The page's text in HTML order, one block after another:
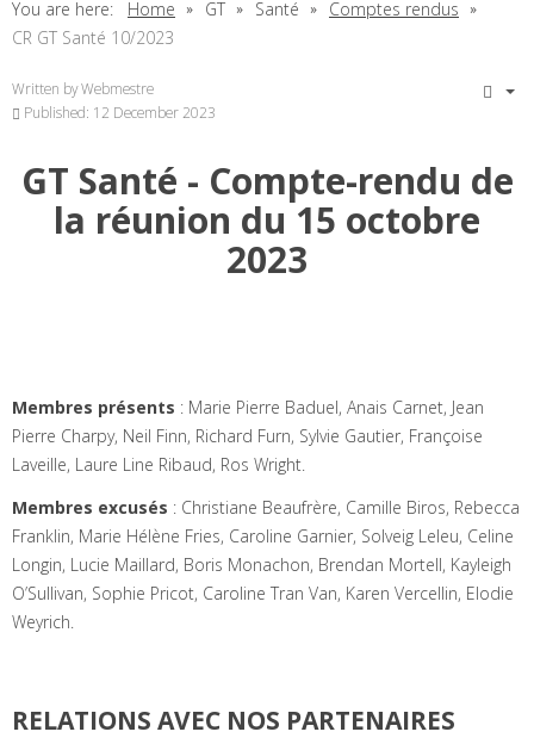
You are here: Home GT Santé
Comptes rendus
CR GT Santé 10/2023
Written byWebmestre
Published: 12 December 2023
GT Santé - Compte-rendu de
la réunion du 15 octobre
2023
Membres présents : Marie Pierre Baduel, Anais Carnet, Jean
Pierre Charpy, Neil Finn, Richard Furn, Sylvie Gautier, Françoise
Laveille, Laure Line Ribaud, Ros Wright.
Membres excusés : Christiane Beaufrère, Camille Biros, Rebecca
Franklin, Marie Hélène Fries, Caroline Garnier, Solveig Leleu, Celine
Longin, Lucie Maillard, Boris Monachon, Brendan Mortell, Kayleigh
O’Sullivan, Sophie Pricot, Caroline Tran Van, Karen Vercellin, Elodie
Weyrich.
RELATIONS AVEC NOS PARTENAIRES